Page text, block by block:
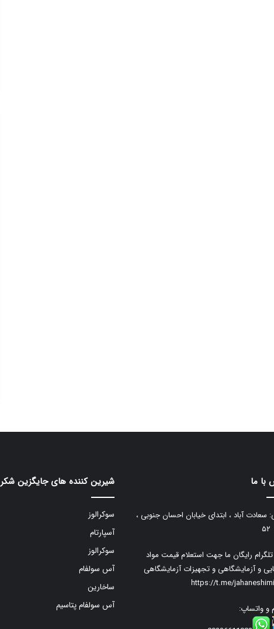
با ما
سعادت آباد ، ابتدای خیابان احسان جنوبی ،
تلگرام رایگان ما جهت استعلام قیمت مواد
و آزمایشگاهی و تجهیزات آزمایشگاهی
https://t.me/
و واتساپ:
شیرین کننده های جایگزین شکر
سوکرالوز
آسپارتام
سوکرالوز
آس سولفام
ساخارین
آس سولفام پتاسیم